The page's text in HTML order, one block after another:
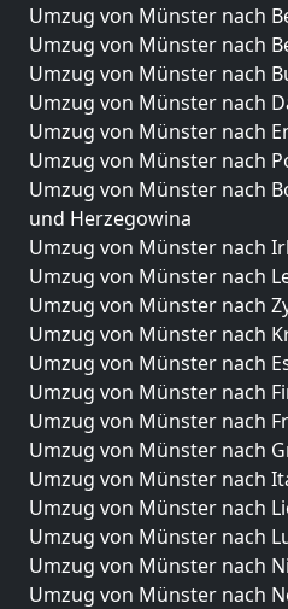
Umzug von Münster nach
Umzug von Münster nach
Umzug von Münster nach
Umzug von Münster nach
Umzug von Münster nach
Umzug von Münster nach
Umzug von Münster nach
und Herzegowina
Umzug von Münster nach
Umzug von Münster nach
Umzug von Münster nach
Umzug von Münster nach
Umzug von Münster nach
Umzug von Münster nach
Umzug von Münster nach
Umzug von Münster nach
Umzug von Münster nach
Umzug von Münster nach
Umzug von Münster nach
Umzug von Münster nach
Umzug von Münster nach